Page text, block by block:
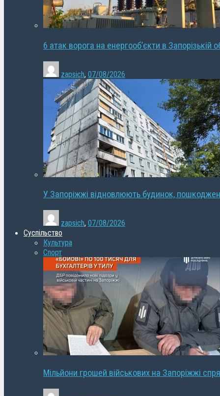
6 атак ворога на енергооб’єкти в Запорізькій
zapsich, 07/08/2026
У Запоріжжі відновлюють будинок,
zapsich, 07/08/2026
Суспільство
Культура
Спорт
Мільйони грошей військових на Запоріжжі